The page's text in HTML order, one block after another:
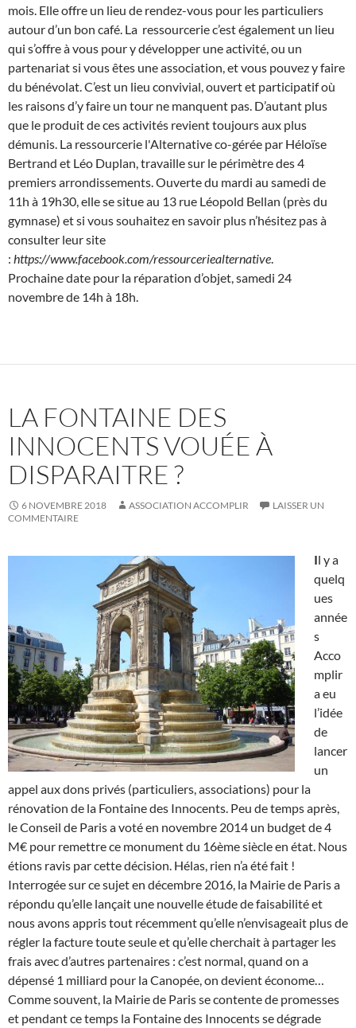
mois. Elle offre un lieu de rendez-vous pour les particuliers
autour d’un bon café. La ressourcerie c’est également un lieu
qui s’offre à vous pour y développer une activité, ou un
partenariat si vous êtes une association, et vous pouvez y faire
du bénévolat. C’est un lieu convivial, ouvert et participatif où
les raisons d’y faire un tour ne manquent pas. D’autant plus
que le produit de ces activités revient toujours aux plus
démunis. La ressourcerie l'Alternative co-gérée par Héloïse
Bertrand et Léo Duplan, travaille sur le périmètre des 4
premiers arrondissements. Ouverte du mardi au samedi de
11h à 19h30, elle se situe au 13 rue Léopold Bellan (près du
gymnase) et si vous souhaitez en savoir plus n’hésitez pas à
consulter leur site
: https://www.facebook.com/ressourceriealternative.
Prochaine date pour la réparation d’objet, samedi 24
novembre de 14h à 18h.
LA FONTAINE DES
INNOCENTS VOUÉE À
DISPARAITRE ?
6 NOVEMBRE 2018 ASSOCIATION ACCOMPLIR
LAISSER UN
COMMENTAIRE
Il y a
quelq
ues
année
s
Acco
mplir
a eu
l’idée
de
lancer
un
appel aux dons privés (particuliers, associations) pour la
rénovation de la Fontaine des Innocents. Peu de temps après,
le Conseil de Paris a voté en novembre 2014 un budget de 4
M€ pour remettre ce monument du 16ème siècle en état. Nous
étions ravis par cette décision. Hélas, rien n’a été fait !
Interrogée sur ce sujet en décembre 2016, la Mairie de Paris a
répondu qu’elle lançait une nouvelle étude de faisabilité et
nous avons appris tout récemment qu’elle n’envisageait plus de
régler la facture toute seule et qu’elle cherchait à partager les
frais avec d’autres partenaires : c’est normal, quand on a
dépensé 1 milliard pour la Canopée, on devient économe…
Comme souvent, la Mairie de Paris se contente de promesses
et pendant ce temps la Fontaine des Innocents se dégrade